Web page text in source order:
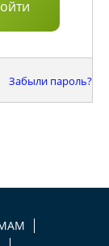
Забыли пароль?